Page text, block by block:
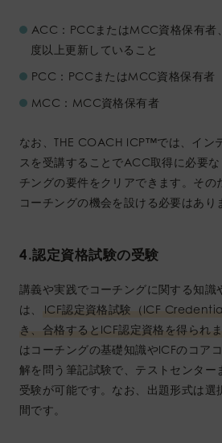
ACC：PCCまたはMCC資格保有者
度以上更新していること
PCC：PCCまたはMCC資格保有者
MCC：MCC資格保有者
なお、THE COACH ICP™︎では、イン
スを受講することでACC取得に必要
チングの要件をクリアできます。その
コーチングの機会を設ける必要はあり
4.認定資格試験の受験
講義や実践でコーチングに関する知識
は、
ICF認定資格試験（ICF
き、合格するとICF認定資格を得られま
はコーチングの基礎知識やICFのコア
解を問う筆記試験で、テストセンター
受験が可能です。なお、出題形式は選
間です。